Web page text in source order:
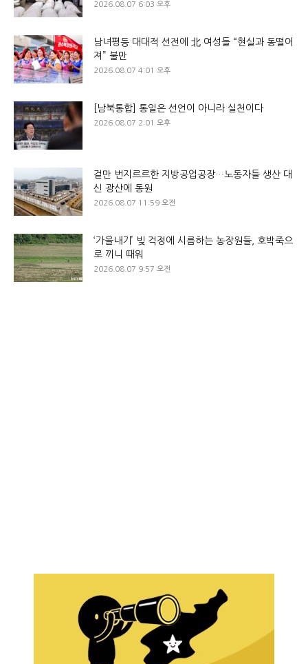
2026.08.07 6:03 오후
남녀평등 대대적 선전에 北 여성들 “현실과 동떨어
져” 불만
2026.08.07 4:01 오후
[남북통합] 통일은 선언이 아니라 실천이다
2026.08.07 2:01 오후
겉만 번지르르한 지방공업공장…노동자들 생산 대
신 광산에 동원
2026.08.07 11:59 오전
‘가을내기’ 빚 걱정에 시름하는 농장원들, 호박죽으
로 끼니 때워
2026.08.07 9:57 오전